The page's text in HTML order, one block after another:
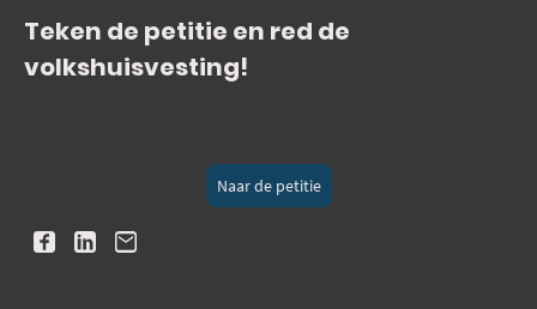
Teken de petitie en red de
volkshuisvesting!
Naar de petitie